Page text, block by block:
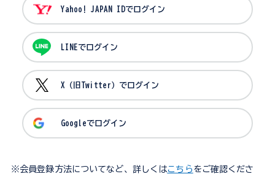
Yahoo! JAPAN IDでログイン
LINEでログイン
X（旧Twitter）でログイン
Googleでログイン
※会員登録方法についてなど、詳しくはこちら をご確認くださ